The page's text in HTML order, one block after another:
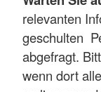
relevanten
geschulten
abgefragt.
wenn dort